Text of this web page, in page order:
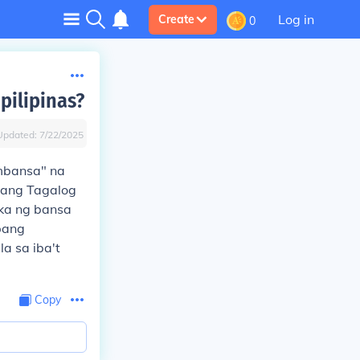
Create 0 Log in
7/22/2025
na
Tagalog
ng bansa
sa iba't
Copy